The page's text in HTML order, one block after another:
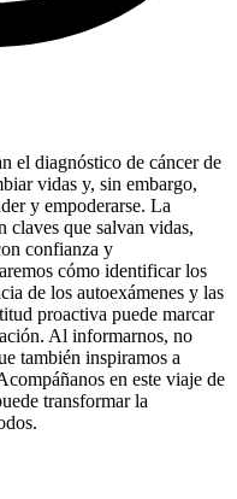
el diagnóstico de cáncer de
vidas y, sin embargo,
y empoderarse. La
claves que salvan vidas,
confianza y
cómo identificar los
de los autoexámenes y las
proactiva puede marcar
Al informarnos, no
también inspiramos a
en este viaje de
transformar la